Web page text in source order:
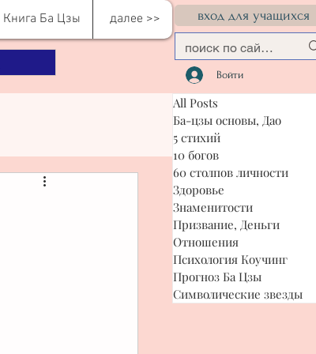
Книга Ба Цзы далее >> вход для учащихся
Войти
All Posts
Ба-цзы основы, Дао
5 стихий
10 богов
60 столпов личности
Здоровье
Знаменитости
Призвание, Деньги
Отношения
Психология Коучинг
Прогноз Ба Цзы
Символические звезды